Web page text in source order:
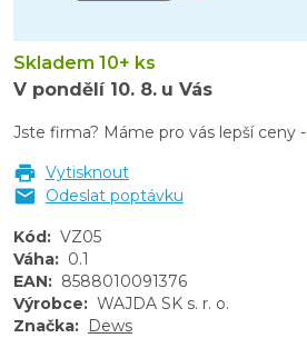
Skladem 10+ ks
V pondělí 10. 8. u Vás
Jste firma? Máme pro vás lepší ceny -
Vytisknout
Odeslat poptávku
Kód: VZ05
Váha: 0.1
EAN: 8588010091376
Výrobce: WAJDA SK s. r. o.
Značka: Dews